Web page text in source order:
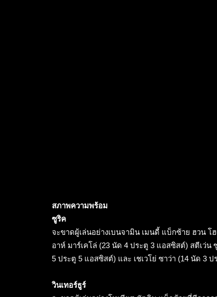
สภาพความพร้อม
ซูริค
จะขาดผู้เล่นอย่างเบนจามิน เมนดี้ แบ็กซ้าย ฮวน โ
อาห์ มาร์เคโล่ (23 นัด 4 ประตู 3 แอสซิสต์) สตีเว่
5 ประตู 5 แอสซิสต์) และ เชเวโย่ ซาว่า (14 นัด 3
วินเทอร์ธูร์